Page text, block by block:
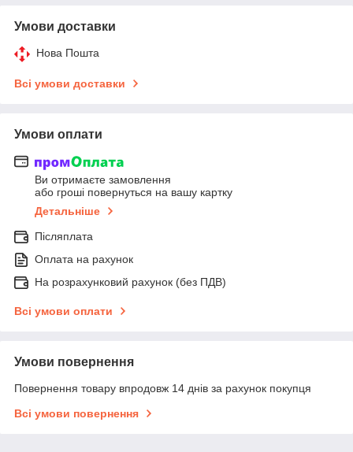
Умови доставки
Нова Пошта
Всі умови доставки
Умови оплати
Ви отримаєте замовлення
або гроші повернуться на вашу картку
Детальніше
Післяплата
Оплата на рахунок
На розрахунковий рахунок (без ПДВ)
Всі умови оплати
Умови повернення
Повернення товару впродовж 14 днів за рахунок покупця
Всі умови повернення